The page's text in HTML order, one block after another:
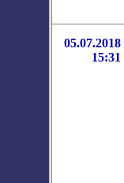
05.07.2018
15:31